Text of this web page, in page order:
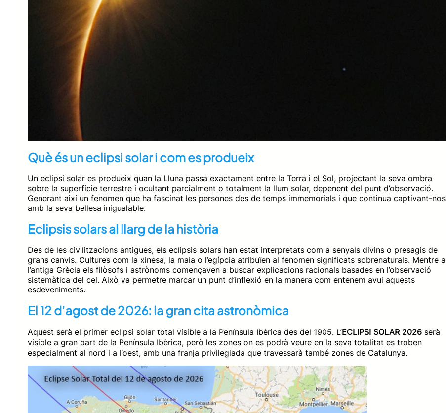
Què és un eclipsi solar i com es produeix
Un eclipsi solar es produeix quan la Lluna passa exactament entre la Terra i el Sol, projectant la seva ombra
sobre la superfície terrestre i ocultant parcialment o totalment la llum solar, depenent del punt d’observació.
Generant així un fenomen que ha fascinat les persones des de temps immemorials i que continua captivant-nos
amb la seva bellesa inigualable.
Eclipsis solars al llarg de la història
Des de les civilitzacions antigues, els eclipsis solars han estat interpretats com a senyals divins o presagis de
grans canvis. Cultures com la xinesa, la maia o l’egípcia atribuïen al fenomen significats sobrenaturals. Mentre a
l’antiga Grècia els filòsofs i astrònoms començaven a buscar explicacions racionals basades en l’observació
sistemàtica del cel. Això va permetre marcar un punt d’inflexió en la manera com entenem avui aquests
esdeveniments.
El 12 d’agost de 2026: la gran cita astronòmica
Aquest serà el primer eclipsi solar total visible a la Península Ibèrica des del 1905. L’ECLIPSI SOLAR 2026 serà
visible a gran part de la Península Ibèrica, però les zones on es podrà veure en la seva totalitat es troben
especialment al nord i a l’oest, amb una franja privilegiada que travessarà també zones de Catalunya.